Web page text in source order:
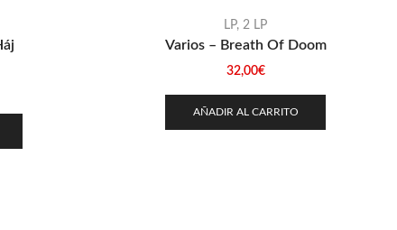
LP, 2 LP
Varios – Breath Of Doom
32,00€
AÑADIR AL CARRITO